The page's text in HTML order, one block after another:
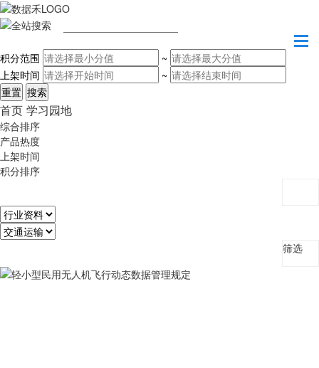
积分范围
~
上架时间
~
首页 学习园地
综合排序
产品热度
上架时间
积分排序
筛选